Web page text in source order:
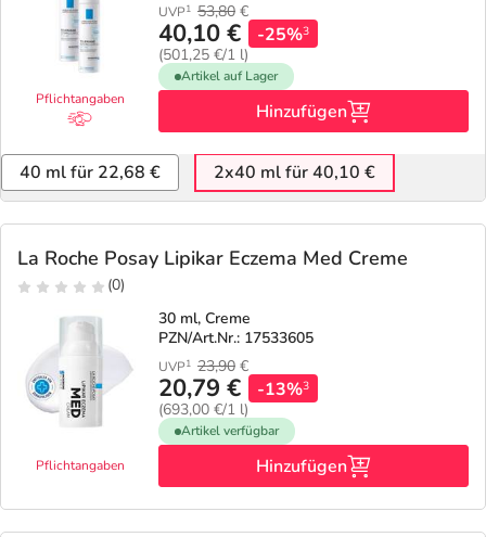
Pflichtangaben
UVP1 53,80 €
40,10 €
(501,25 €/1 l)
-25%3
Artikel auf Lager
Hinzufügen
40 ml für 22,68 € 2x40 ml für 40,10 €
La Roche Posay Lipikar Eczema Med Creme
(0)
Pflichtangaben
30 ml, Creme
PZN/Art.Nr.: 17533605
UVP1 23,90 €
20,79 €
(693,00 €/1 l)
-13%3
Artikel verfügbar
Hinzufügen